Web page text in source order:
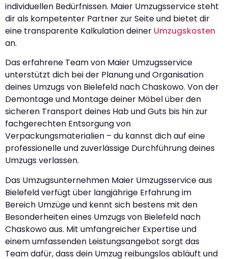
individuellen Bedürfnissen. Maier Umzugsservice steht
dir als kompetenter Partner zur Seite und bietet dir
eine transparente Kalkulation deiner Umzugskosten
an.
Das erfahrene Team von Maier Umzugsservice
unterstützt dich bei der Planung und Organisation
deines Umzugs von Bielefeld nach Chaskowo. Von der
Demontage und Montage deiner Möbel über den
sicheren Transport deines Hab und Guts bis hin zur
fachgerechten Entsorgung von
Verpackungsmaterialien – du kannst dich auf eine
professionelle und zuverlässige Durchführung deines
Umzugs verlassen.
Das Umzugsunternehmen Maier Umzugsservice aus
Bielefeld verfügt über langjährige Erfahrung im
Bereich Umzüge und kennt sich bestens mit den
Besonderheiten eines Umzugs von Bielefeld nach
Chaskowo aus. Mit umfangreicher Expertise und
einem umfassenden Leistungsangebot sorgt das
Team dafür, dass dein Umzug reibungslos abläuft und